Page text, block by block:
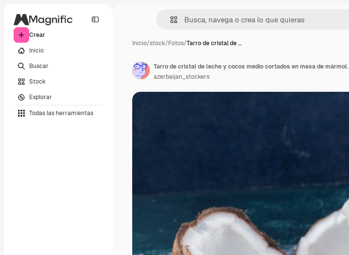
Crear
Inicio
Buscar
Stock
Explorar
Todas las herramientas
Inicio/stock/Fotos/Tarro de cristal de …
Tarro de cristal de leche y cocos medio cortados en mesa de mármol.
azerbaijan_stockers